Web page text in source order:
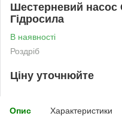
Шестерневий насос
Гідросила
В наявності
Роздріб
Ціну уточнюйте
Опис Характеристики